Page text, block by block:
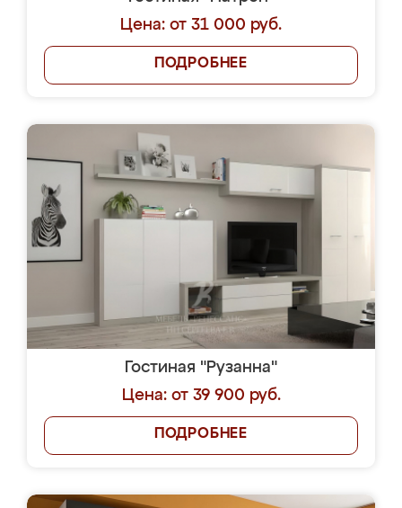
Цена: от 31 000 руб.
ПОДРОБНЕЕ
Гостиная "Рузанна"
Цена: от 39 900 руб.
ПОДРОБНЕЕ